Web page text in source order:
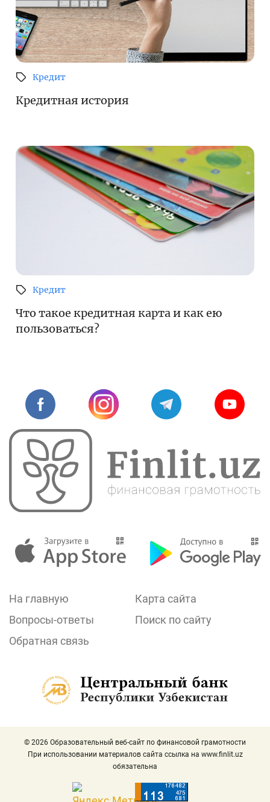
Кредит
Кредитная история
Кредит
Что такое кредитная карта и как ею
пользоваться?
На главную
Карта сайта
Вопросы-ответы
Поиск по сайту
Обратная связь
© 2026 Образовательный веб-сайт по финансовой грамотности
При использовании материалов сайта ссылка на www.finlit.uz
обязательна